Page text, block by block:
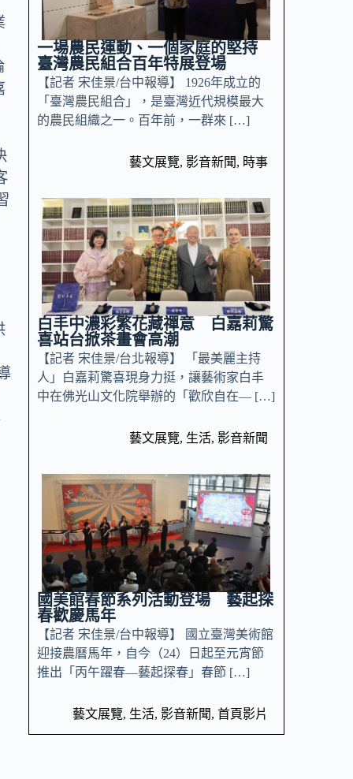
一場農民運動、一個家庭的堅持
臺灣農民組合百年特展登場
【記者 宋佳景/台中報導】 1926年成立的
「臺灣農民組合」，是臺灣近代規模最大
的農民組織之一。百年前，一群來 […]
藝文展覽, 影音新聞, 時事
白丰中濃彩繁花藏禪意 白嘉莉驚
喜站台掀茶畫會高潮
【記者 宋佳景/台北報導】 「最美麗主持
人」白嘉莉驚喜現身力挺，讓藝術家白丰
中在佛光山文化院舉辦的「歡欣自在— […]
藝文展覽, 生活, 影音新聞
國美館春節系列活動登場 藝起探
春歡慶馬年
【記者 宋佳景/台中報導】 國立臺灣美術館
迎接農曆馬年，自今（24）日起至元宵節
推出「丙午躍春—藝起探春」春節 […]
藝文展覽, 生活, 影音新聞, 首頁影片